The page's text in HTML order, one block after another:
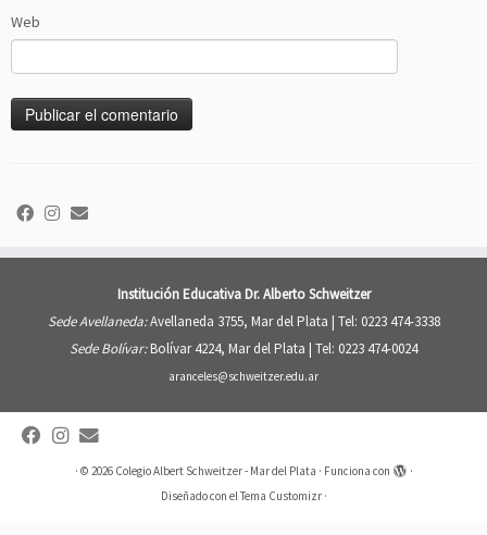
Web
Institución Educativa Dr. Alberto Schweitzer
Sede Avellaneda:Avellaneda 3755, Mar del Plata | Tel: 0223 474-3338
Sede Bolívar:Bolívar 4224, Mar del Plata | Tel: 0223 474-0024
aranceles@schweitzer.edu.ar
· © 2026 Colegio Albert Schweitzer - Mar del Plata · Funciona con
·
Diseñado con elTema Customizr·